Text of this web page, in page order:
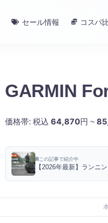
セール情報 コスパ
GARMIN
価格帯: 税込 64,870円 ~
この記事で紹介中
【2026年最新】ランニ